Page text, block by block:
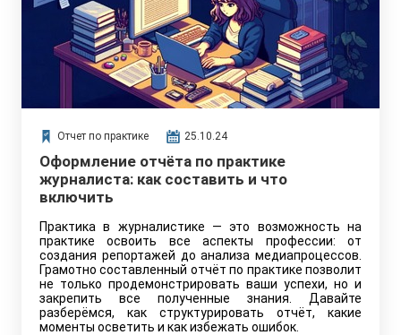
Отчет по практике 25.10.24
Оформление отчёта по практике
журналиста: как составить и что
включить
Практика в журналистике — это возможность на
практике освоить все аспекты профессии: от
создания репортажей до анализа медиапроцессов.
Грамотно составленный отчёт по практике позволит
не только продемонстрировать ваши успехи, но и
закрепить все полученные знания. Давайте
разберёмся, как структурировать отчёт, какие
моменты осветить и как избежать ошибок.